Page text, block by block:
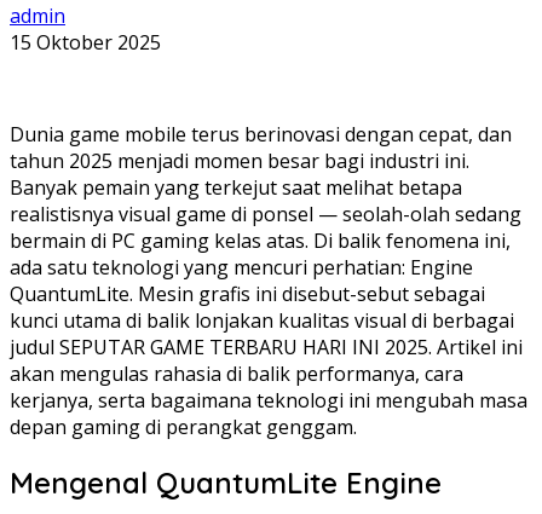
admin
15 Oktober 2025
Dunia game mobile terus berinovasi dengan cepat, dan
tahun 2025 menjadi momen besar bagi industri ini.
Banyak pemain yang terkejut saat melihat betapa
realistisnya visual game di ponsel — seolah-olah sedang
bermain di PC gaming kelas atas. Di balik fenomena ini,
ada satu teknologi yang mencuri perhatian: Engine
QuantumLite. Mesin grafis ini disebut-sebut sebagai
kunci utama di balik lonjakan kualitas visual di berbagai
judul SEPUTAR GAME TERBARU HARI INI 2025. Artikel ini
akan mengulas rahasia di balik performanya, cara
kerjanya, serta bagaimana teknologi ini mengubah masa
depan gaming di perangkat genggam.
Mengenal QuantumLite Engine